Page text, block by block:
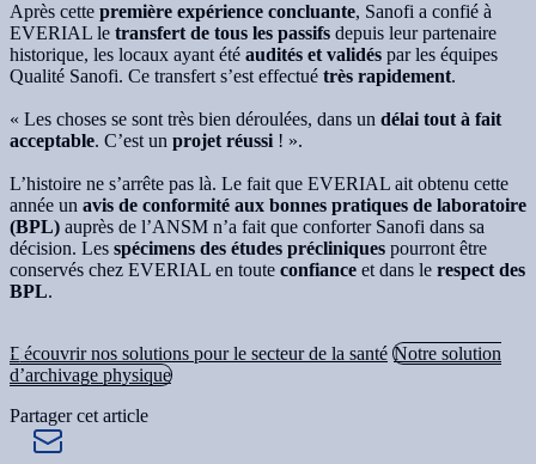
Après cette première expérience concluante, Sanofi a confié à
EVERIAL le transfert de tous les passifs depuis leur partenaire
historique, les locaux ayant été audités et validés par les équipes
Qualité Sanofi. Ce transfert s’est effectué très rapidement.
« Les choses se sont très bien déroulées, dans un délai tout à fait
acceptable. C’est un projet réussi ! ».
L’histoire ne s’arrête pas là. Le fait que EVERIAL ait obtenu cette
année un avis de conformité aux bonnes pratiques de laboratoire
(BPL) auprès de l’ANSM n’a fait que conforter Sanofi dans sa
décision. Les spécimens des études précliniques pourront être
conservés chez EVERIAL en toute confiance et dans le respect des
BPL.
Découvrir nos solutions pour le secteur de la santé Notre solution
d’archivage physique
Partager cet article